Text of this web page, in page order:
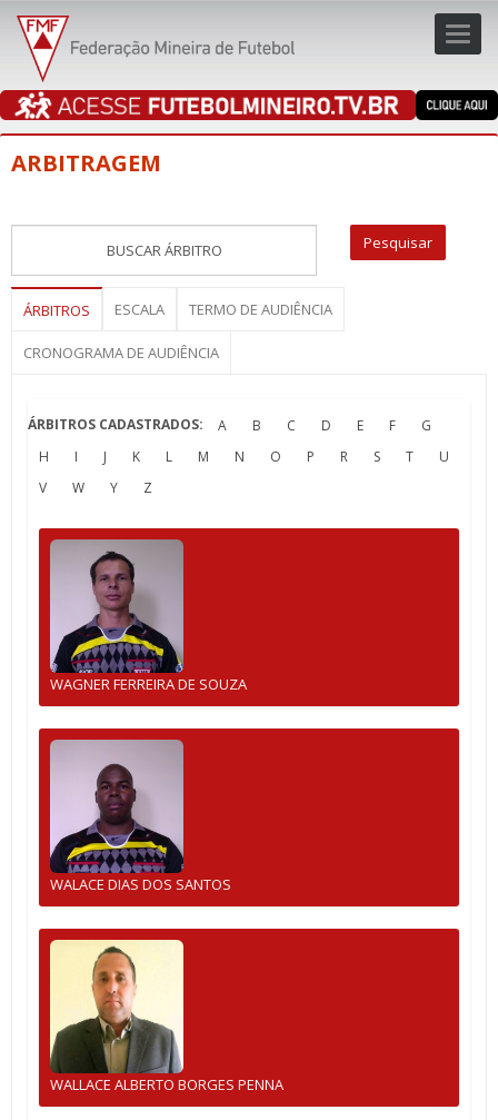
ARBITRAGEM
ÁRBITROS ESCALA TERMO DE AUDIÊNCIA
CRONOGRAMA DE AUDIÊNCIA
ÁRBITROS CADASTRADOS: A B C D E F
G
H
I J K L M N O P R S T
U
V
W Y Z
WAGNER FERREIRA DE SOUZA
WALACE DIAS DOS SANTOS
WALLACE ALBERTO BORGES PENNA